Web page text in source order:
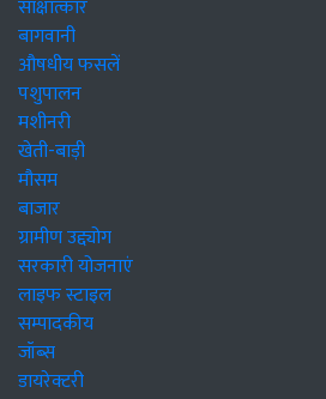
साक्षात्कार
बागवानी
औषधीय फसलें
पशुपालन
मशीनरी
खेती-बाड़ी
मौसम
बाजार
ग्रामीण उद्द्योग
सरकारी योजनाएं
लाइफ स्टाइल
सम्पादकीय
जॉब्स
डायरेक्टरी